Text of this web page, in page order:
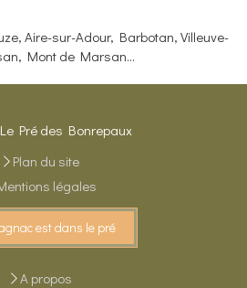
Aire-sur-Adour, Barbotan, Villeuve-
Mont de Marsan...
Pré des Bonrepaux
Plan du site
légales
est dans le pré
A propos